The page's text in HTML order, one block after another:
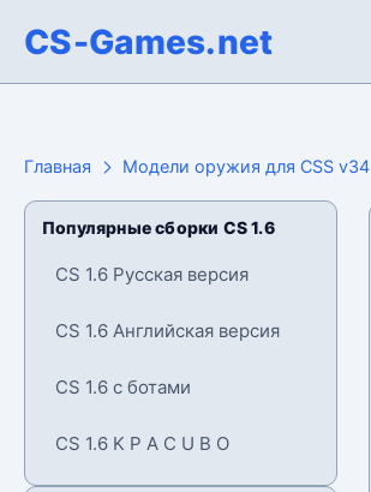
CS-Games.net
Главная Модели оружия для CSS v34
Популярные сборки CS 1.6
CS 1.6 Русская версия
CS 1.6 Английская версия
CS 1.6 с ботами
CS 1.6 K P A C U B O